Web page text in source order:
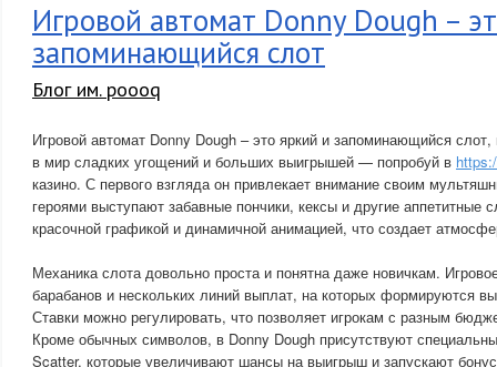
Игровой автомат Donny Dough –
запоминающийся слот
Блог им. poooq
Игровой автомат Donny Dough – это яркий и запоминающийся слот,
в мир сладких угощений и больших выигрышей — попробуй в
казино. С первого взгляда он привлекает внимание своим
героями выступают забавные пончики, кексы и другие аппетитные
красочной графикой и динамичной анимацией, что создает
Механика слота довольно проста и понятна даже новичкам.
барабанов и нескольких линий выплат, на которых формируются
Ставки можно регулировать, что позволяет игрокам с разным
Кроме обычных символов, в Donny Dough присутствуют
Scatter, которые увеличивают шансы на выигрыш и запускают